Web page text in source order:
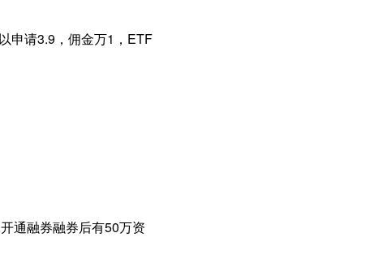
申请3.9，佣金万1，ETF
通融券融券后有50万资